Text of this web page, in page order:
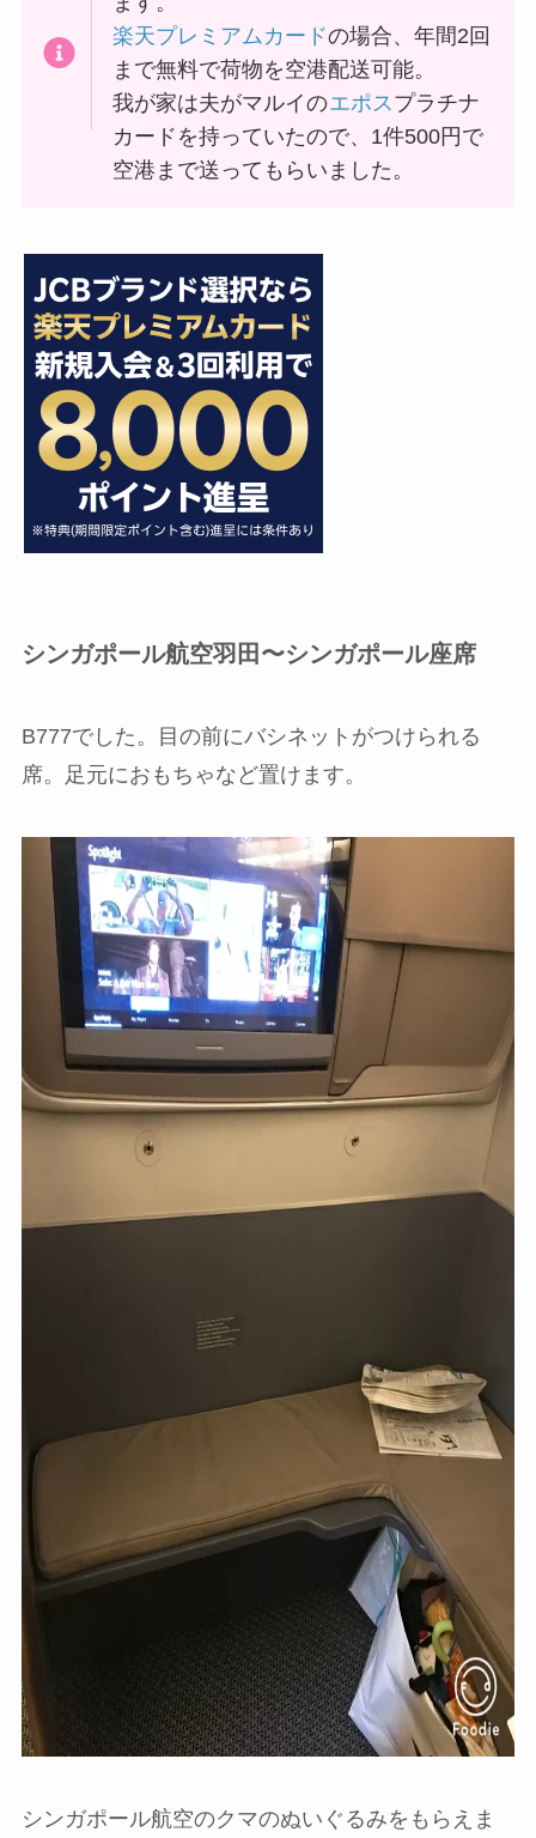
楽天プレミアムカードの場合、年間2回
まで無料で荷物を空港配送可能。
我が家は夫がマルイのエポス プラチナ
カードを持っていたので、1件500円で
空港まで送ってもらいました。
シンガポール航空羽田〜シンガポール座席
B777でした。目の前にバシネットがつけられる
席。足元におもちゃなど置けます。
シンガポール航空のクマのぬいぐるみをもらえま